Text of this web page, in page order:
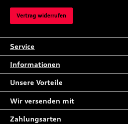
Vertrag widerrufen
Service
Informationen
Unsere Vorteile
Wir versenden mit
Zahlungsarten